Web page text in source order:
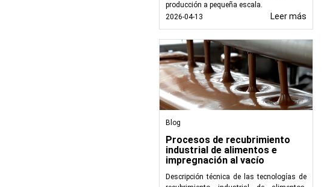
producción a pequeña escala.
2026-04-13
Leer más
Blog
Procesos de recubrimiento
industrial de alimentos e
impregnación al vacío
Descripción técnica de las tecnologías de